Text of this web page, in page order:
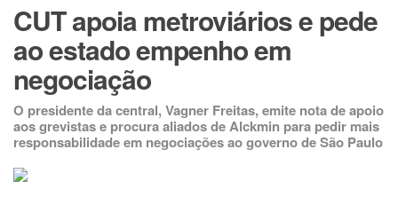
CUT apoia metroviários e pede
ao estado empenho em
negociação
O presidente da central, Vagner Freitas, emite nota de apoio
aos grevistas e procura aliados de Alckmin para pedir mais
responsabilidade em negociações ao governo de São Paulo